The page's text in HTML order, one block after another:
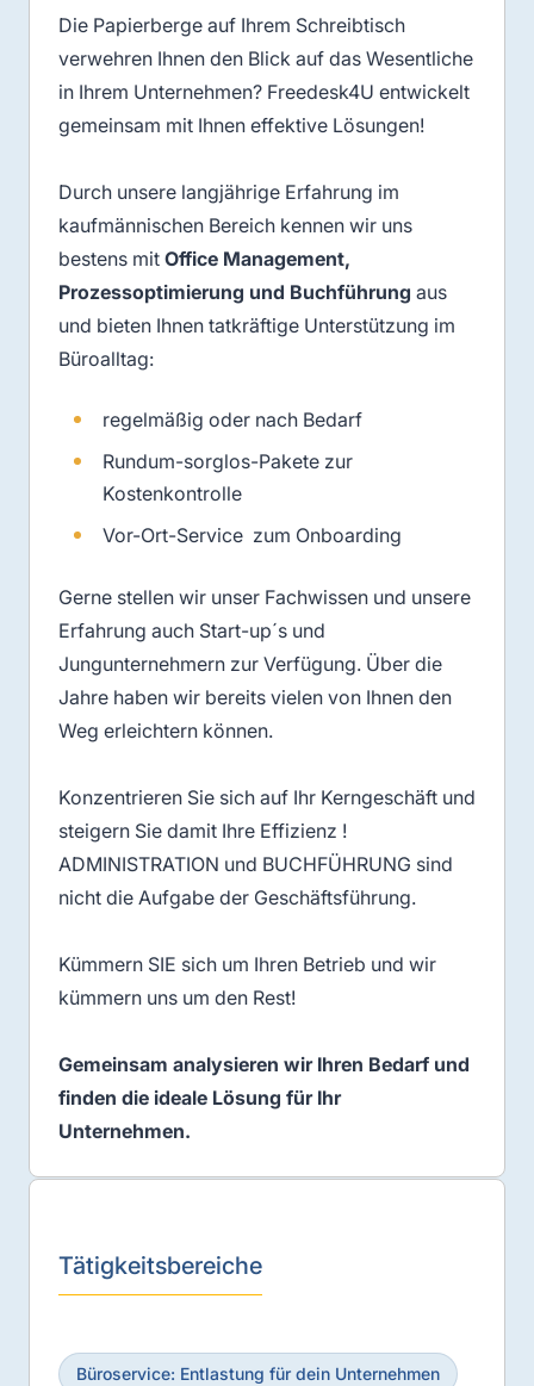
Die Papierberge auf Ihrem Schreibtisch
verwehren Ihnen den Blick auf das Wesentliche
in Ihrem Unternehmen? Freedesk4U entwickelt
gemeinsam mit Ihnen effektive Lösungen!
Durch unsere langjährige Erfahrung im
kaufmännischen Bereich kennen wir uns
bestens mit Office Management,
Prozessoptimierung und Buchführung aus
und bieten Ihnen tatkräftige Unterstützung im
Büroalltag:
regelmäßig oder nach Bedarf
Rund­um-sorg­los-Pa­kete zur
Kostenkontrolle
Vor-Ort-Service zum Onboarding
Gerne stellen wir unser Fachwissen und unsere
Erfahrung auch Start-up´s und
Jungunternehmern zur Verfügung. Über die
Jahre haben wir bereits vielen von Ihnen den
Weg erleichtern können.
Konzentrieren Sie sich auf Ihr Kerngeschäft und
steigern Sie damit Ihre Effizienz !
ADMINISTRATION und BUCHFÜHRUNG sind
nicht die Aufgabe der Geschäftsführung.
Kümmern SIE sich um Ihren Betrieb und wir
kümmern uns um den Rest!
Gemeinsam analysieren wir Ihren Bedarf und
finden die ideale Lösung für Ihr
Unternehmen.
Tätigkeitsbereiche
Büroservice: Entlastung für dein Unternehmen